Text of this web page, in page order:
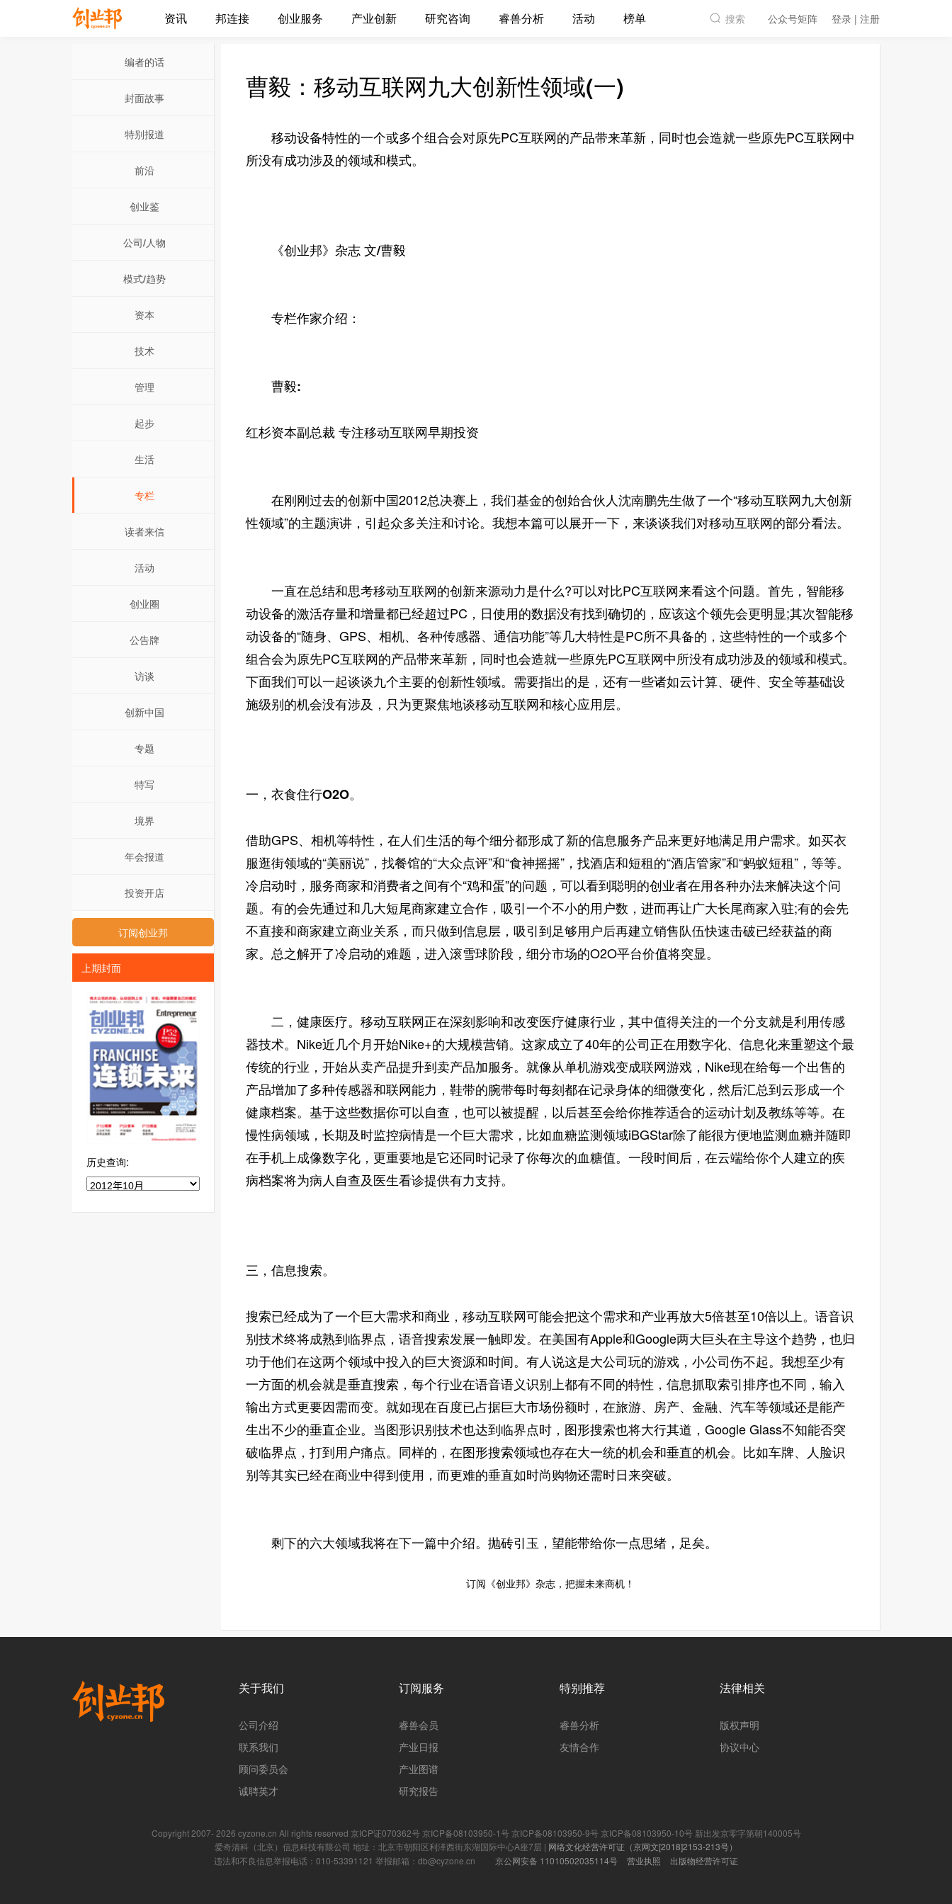
资讯 邦连接 创业服务 产业创新 研究咨询 睿兽分析 活动 榜单 搜索 公众号矩阵 登录 | 注册
编者的话
封面故事
特别报道
前沿
创业鉴
公司/人物
模式/趋势
资本
技术
管理
起步
生活
专栏
读者来信
活动
创业圈
公告牌
访谈
创新中国
专题
特写
境界
年会报道
投资开店
订阅创业邦
上期封面
历史查询:
曹毅：移动互联网九大创新性领域(一)
移动设备特性的一个或多个组合会对原先PC互联网的产品带来革新，同时也会造就一些原先PC互联网中
所没有成功涉及的领域和模式。
《创业邦》杂志 文/曹毅
专栏作家介绍：
曹毅:
红杉资本副总裁 专注移动互联网早期投资
在刚刚过去的创新中国2012总决赛上，我们基金的创始合伙人沈南鹏先生做了一个“移动互联网九大创新
性领域”的主题演讲，引起众多关注和讨论。我想本篇可以展开一下，来谈谈我们对移动互联网的部分看法。
一直在总结和思考移动互联网的创新来源动力是什么?可以对比PC互联网来看这个问题。首先，智能移
动设备的激活存量和增量都已经超过PC，日使用的数据没有找到确切的，应该这个领先会更明显;其次智能移
动设备的“随身、GPS、相机、各种传感器、通信功能”等几大特性是PC所不具备的，这些特性的一个或多个
组合会为原先PC互联网的产品带来革新，同时也会造就一些原先PC互联网中所没有成功涉及的领域和模式。
下面我们可以一起谈谈九个主要的创新性领域。需要指出的是，还有一些诸如云计算、硬件、安全等基础设
施级别的机会没有涉及，只为更聚焦地谈移动互联网和核心应用层。
一，衣食住行O2O。
借助GPS、相机等特性，在人们生活的每个细分都形成了新的信息服务产品来更好地满足用户需求。如买衣
服逛街领域的“美丽说”，找餐馆的“大众点评”和“食神摇摇”，找酒店和短租的“酒店管家”和“蚂蚁短租”，等等。
冷启动时，服务商家和消费者之间有个“鸡和蛋”的问题，可以看到聪明的创业者在用各种办法来解决这个问
题。有的会先通过和几大短尾商家建立合作，吸引一个不小的用户数，进而再让广大长尾商家入驻;有的会先
不直接和商家建立商业关系，而只做到信息层，吸引到足够用户后再建立销售队伍快速击破已经获益的商
家。总之解开了冷启动的难题，进入滚雪球阶段，细分市场的O2O平台价值将突显。
二，健康医疗。移动互联网正在深刻影响和改变医疗健康行业，其中值得关注的一个分支就是利用传感
器技术。Nike近几个月开始Nike+的大规模营销。这家成立了40年的公司正在用数字化、信息化来重塑这个最
传统的行业，开始从卖产品提升到卖产品加服务。就像从单机游戏变成联网游戏，Nike现在给每一个出售的
产品增加了多种传感器和联网能力，鞋带的腕带每时每刻都在记录身体的细微变化，然后汇总到云形成一个
健康档案。基于这些数据你可以自查，也可以被提醒，以后甚至会给你推荐适合的运动计划及教练等等。在
慢性病领域，长期及时监控病情是一个巨大需求，比如血糖监测领域iBGStar除了能很方便地监测血糖并随即
在手机上成像数字化，更重要地是它还同时记录了你每次的血糖值。一段时间后，在云端给你个人建立的疾
病档案将为病人自查及医生看诊提供有力支持。
三，信息搜索。
搜索已经成为了一个巨大需求和商业，移动互联网可能会把这个需求和产业再放大5倍甚至10倍以上。语音识
别技术终将成熟到临界点，语音搜索发展一触即发。在美国有Apple和Google两大巨头在主导这个趋势，也归
功于他们在这两个领域中投入的巨大资源和时间。有人说这是大公司玩的游戏，小公司伤不起。我想至少有
一方面的机会就是垂直搜索，每个行业在语音语义识别上都有不同的特性，信息抓取索引排序也不同，输入
输出方式更要因需而变。就如现在百度已占据巨大市场份额时，在旅游、房产、金融、汽车等领域还是能产
生出不少的垂直企业。当图形识别技术也达到临界点时，图形搜索也将大行其道，Google Glass不知能否突
破临界点，打到用户痛点。同样的，在图形搜索领域也存在大一统的机会和垂直的机会。比如车牌、人脸识
别等其实已经在商业中得到使用，而更难的垂直如时尚购物还需时日来突破。
剩下的六大领域我将在下一篇中介绍。抛砖引玉，望能带给你一点思绪，足矣。
订阅《创业邦》杂志，把握未来商机！
关于我们
公司介绍
联系我们
顾问委员会
诚聘英才
订阅服务
睿兽会员
产业日报
产业图谱
研究报告
特别推荐
睿兽分析
友情合作
法律相关
版权声明
协议中心
Copyright 2007- 2026 cyzone.cn All rights reserved 京ICP证070362号 京ICP备08103950-1号 京ICP备08103950-9号 京ICP备08103950-10号新出发京零字第朝140005号
爱奇清科（北京）信息科技有限公司 地址：北京市朝阳区利泽西街东湖国际中心A座7层 | 网络文化经营许可证（京网文[2018]2153-213号）
违法和不良信息举报电话：010-53391121 举报邮箱：db@cyzone.cn
京公网安备 11010502035114号 营业执照 出版物经营许可证